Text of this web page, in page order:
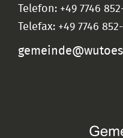
Telefon: +49 7746
Telefax: +49 7746